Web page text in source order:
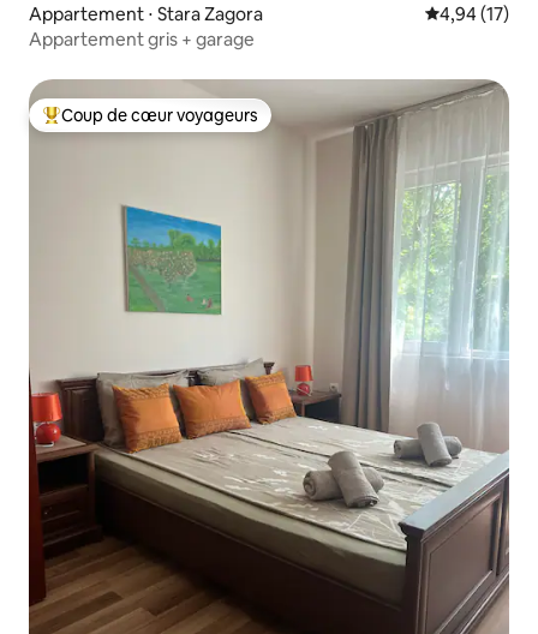
Appartement ⋅ Stara Zagora Évaluation
4,94 (17)
Appartement gris + garage
Coups de cœur voyageurs les plus appréciés
Coup de cœur voyageurs